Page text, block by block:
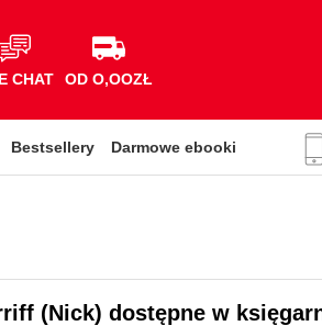
CHAT OD O,OOZŁ
Bestsellery Darmowe ebooki
(Nick) dostępne w